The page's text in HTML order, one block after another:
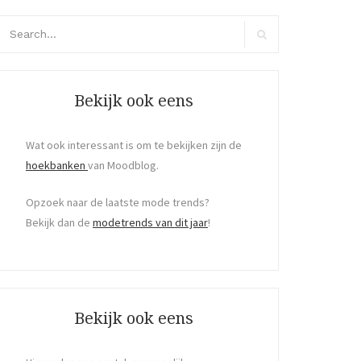
Bekijk ook eens
Wat ook interessant is om te bekijken zijn de
hoekbanken van Moodblog.
Opzoek naar de laatste mode trends?
Bekijk dan de modetrends van dit jaar!
Bekijk ook eens